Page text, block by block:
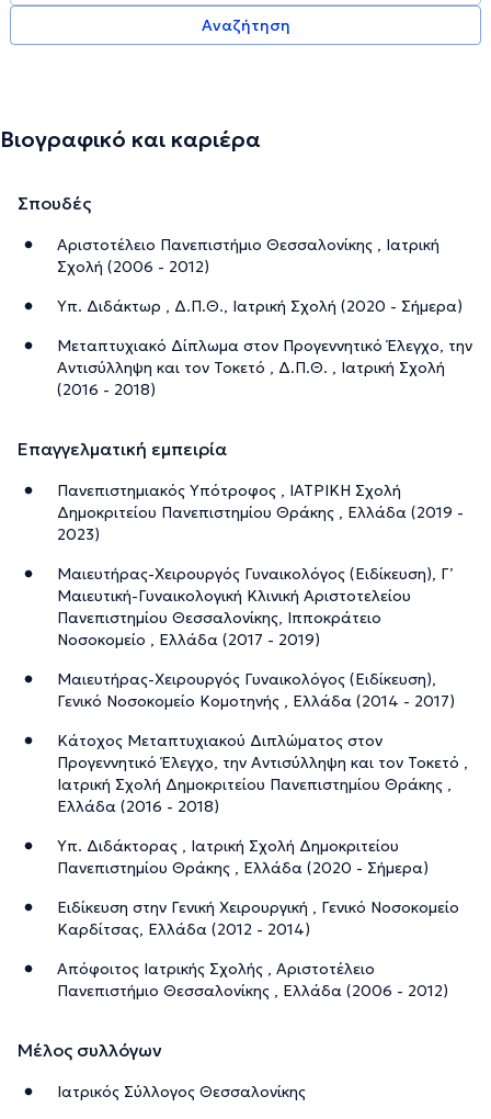
Την περιγραφή επιμελείται η ομάδα του doctoranytime βασισμένη σε
Αναζήτηση
Βιογραφικό και καριέρα
Σπουδές
Αριστοτέλειο Πανεπιστήμιο Θεσσαλονίκης , Ιατρική
Σχολή (2006 - 2012)
Υπ. Διδάκτωρ , Δ.Π.Θ., Ιατρική Σχολή (2020 - Σήμερα)
Μεταπτυχιακό Δίπλωμα στον Προγεννητικό Έλεγχο, την
Αντισύλληψη και τον Τοκετό , Δ.Π.Θ. , Ιατρική Σχολή
(2016 - 2018)
Επαγγελματική εμπειρία
Πανεπιστημιακός Υπότροφος , ΙΑΤΡΙΚΗ Σχολή
Δημοκριτείου Πανεπιστημίου Θράκης , Ελλάδα (2019 -
2023)
Μαιευτήρας-Χειρουργός Γυναικολόγος (Ειδίκευση), Γ’
Μαιευτική-Γυναικολογική Κλινική Αριστοτελείου
Πανεπιστημίου Θεσσαλονίκης, Ιπποκράτειο
Νοσοκομείο , Ελλάδα (2017 - 2019)
Μαιευτήρας-Χειρουργός Γυναικολόγος (Ειδίκευση),
Γενικό Νοσοκομείο Κομοτηνής , Ελλάδα (2014 - 2017)
Κάτοχος Μεταπτυχιακού Διπλώματος στον
Προγεννητικό Έλεγχο, την Αντισύλληψη και τον Τοκετό ,
Ιατρική Σχολή Δημοκριτείου Πανεπιστημίου Θράκης ,
Ελλάδα (2016 - 2018)
Υπ. Διδάκτορας , Ιατρική Σχολή Δημοκριτείου
Πανεπιστημίου Θράκης , Ελλάδα (2020 - Σήμερα)
Ειδίκευση στην Γενική Χειρουργική , Γενικό Νοσοκομείο
Καρδίτσας, Ελλάδα (2012 - 2014)
Απόφοιτος Ιατρικής Σχολής , Αριστοτέλειο
Πανεπιστήμιο Θεσσαλονίκης , Ελλάδα (2006 - 2012)
Μέλος συλλόγων
Ιατρικός Σύλλογος Θεσσαλονίκης